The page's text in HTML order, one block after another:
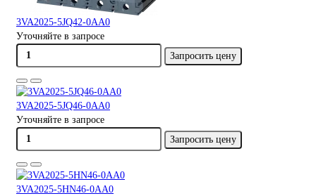
3VA2025-5JQ42-0AA0
Уточняйте в запросе
Запросить цену
3VA2025-5JQ46-0AA0
Уточняйте в запросе
Запросить цену
3VA2025-5HN46-0AA0